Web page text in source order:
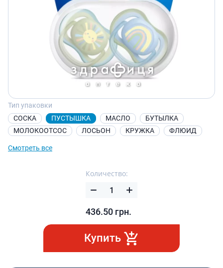
Тип упаковки
СОСКА
ПУСТЫШКА МАСЛО
БУТЫЛКА
МОЛОКООТСОС
ЛОСЬОН КРУЖКА ФЛЮИД
Смотреть все
Количество:
436.50 грн.
Купить